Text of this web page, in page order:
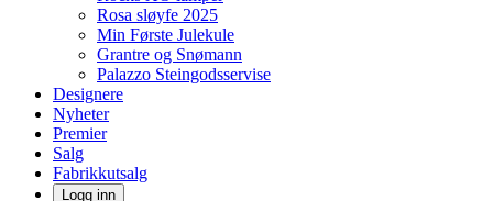
Rosa sløyfe 2025
Min Første Julekule
Grantre og Snømann
Palazzo Steingodsservise
Designere
Nyheter
Premier
Salg
Fabrikkutsalg
Logg inn